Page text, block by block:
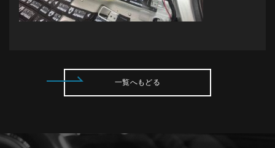
一覧へもどる